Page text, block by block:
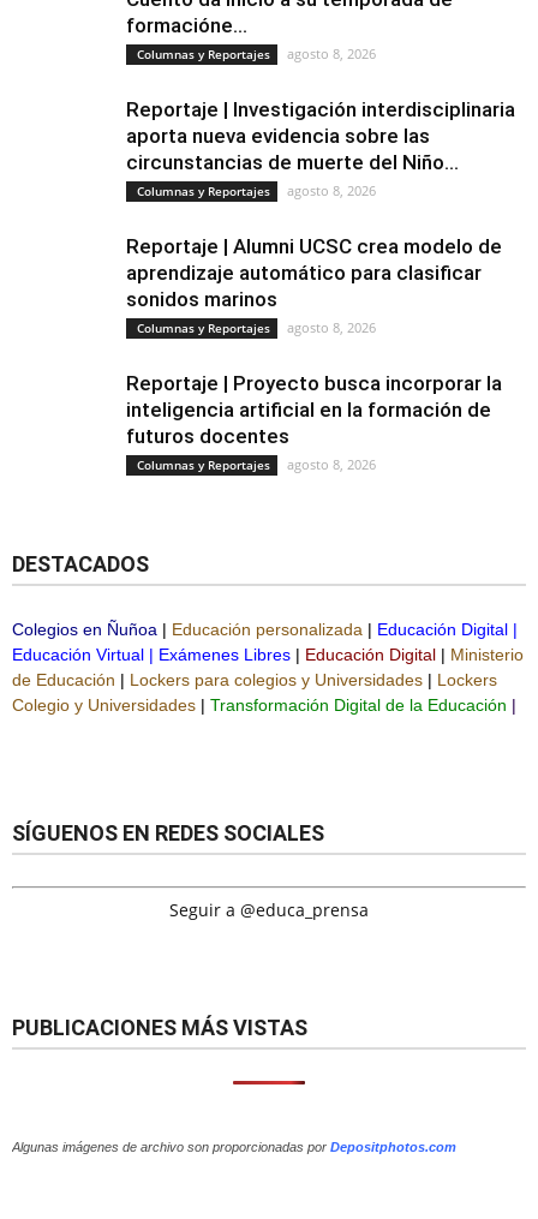
formacióne...
Columnas y Reportajes agosto 8, 2026
Reportaje | Investigación interdisciplinaria
aporta nueva evidencia sobre las
circunstancias de muerte del Niño...
Columnas y Reportajes agosto 8, 2026
Reportaje | Alumni UCSC crea modelo de
aprendizaje automático para clasificar
sonidos marinos
Columnas y Reportajes agosto 8, 2026
Reportaje | Proyecto busca incorporar la
inteligencia artificial en la formación de
futuros docentes
Columnas y Reportajes agosto 8, 2026
DESTACADOS
Colegios en Ñuñoa | Educación personalizada | Educación Digital |
Educación Virtual | Exámenes Libres | Educación Digital | Ministerio
de Educación | Lockers para colegios y Universidades | Lockers
Colegio y Universidades | Transformación Digital de la Educación |
SÍGUENOS EN REDES SOCIALES
Seguir a @educa_prensa
PUBLICACIONES MÁS VISTAS
Algunas imágenes de archivo son proporcionadas por Depositphotos.com